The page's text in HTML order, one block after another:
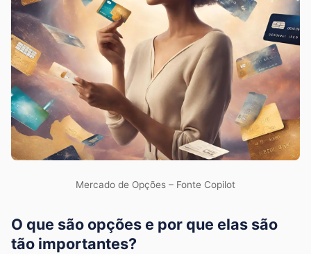
Mercado de Opções – Fonte Copilot
O que são opções e por que elas são
tão importantes?